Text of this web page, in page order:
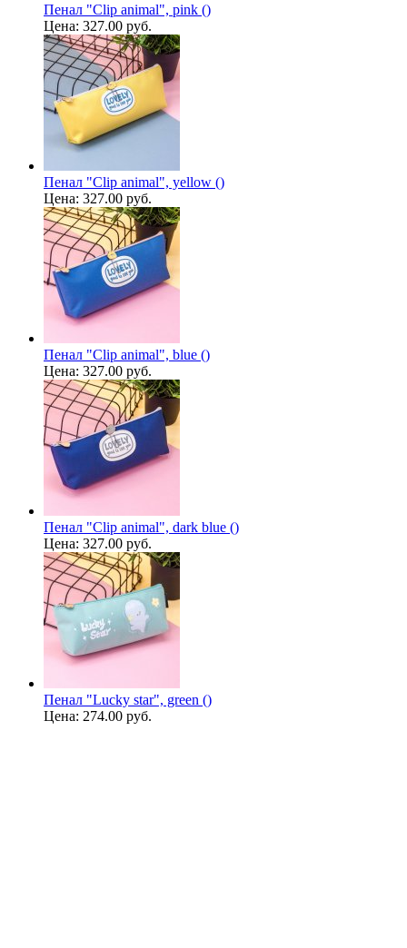
Пенал "Clip animal", pink ()
Цена: 327.00 руб.
Пенал "Clip animal", yellow ()
Цена: 327.00 руб.
Пенал "Clip animal", blue ()
Цена: 327.00 руб.
Пенал "Clip animal", dark blue ()
Цена: 327.00 руб.
Пенал "Lucky star", green ()
Цена: 274.00 руб.